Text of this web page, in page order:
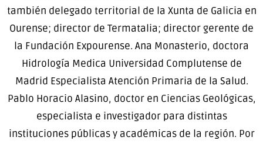
también delegado territorial de la Xunta de Galicia en
Ourense; director de Termatalia; director gerente de
la Fundación Expourense. Ana Monasterio, doctora
Hidrología Medica Universidad Complutense de
Madrid Especialista Atención Primaria de la Salud.
Pablo Horacio Alasino, doctor en Ciencias Geológicas,
especialista e investigador para distintas
instituciones públicas y académicas de la región. Por